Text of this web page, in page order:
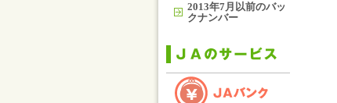
2013年7月以前のバッ
クナンバー